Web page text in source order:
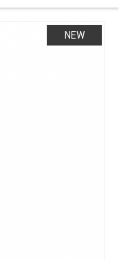
NEW